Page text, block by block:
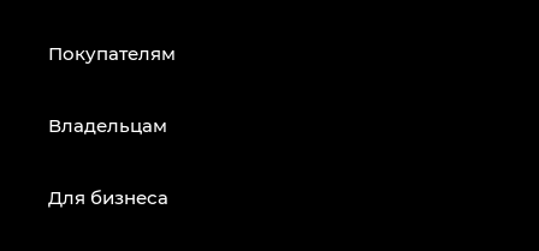
Покупателям
Владельцам
Для бизнеса